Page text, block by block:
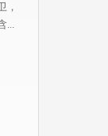
，
...